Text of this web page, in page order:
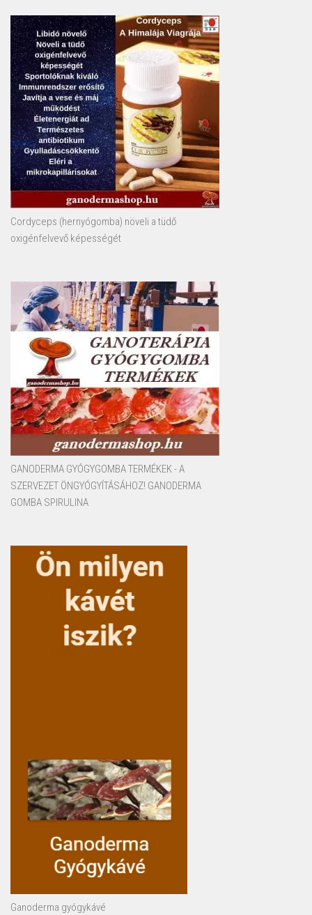
Cordyceps (hernyógomba) növeli a tüdő
oxigénfelvevő képességét
GANODERMA GYÓGYGOMBA TERMÉKEK - A
SZERVEZET ÖNGYÓGYÍTÁSÁHOZ! GANODERMA
GOMBA SPIRULINA
Ganoderma gyógykávé